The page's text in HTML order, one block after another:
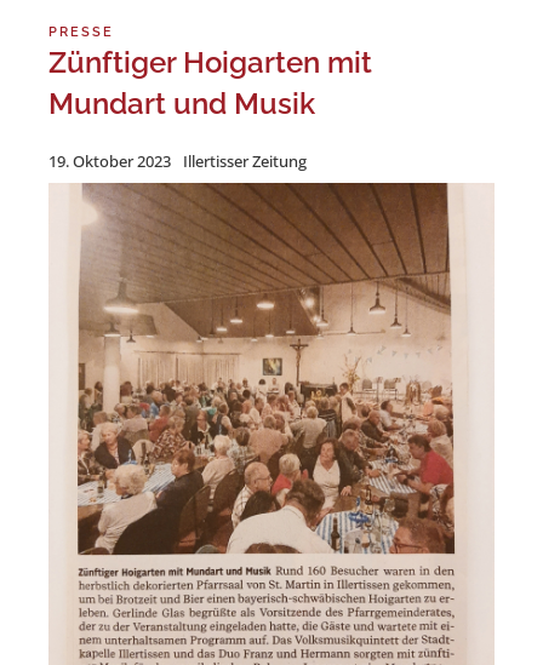
PRESSE
Zünftiger Hoigarten mit
Mundart und Musik
19. Oktober 2023 Illertisser Zeitung